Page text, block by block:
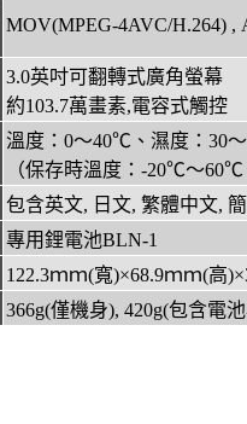
MOV(MPEG-4AVC/H.264) ,
3.0英吋可翻轉式廣角螢幕
約103.7萬畫素,電容式觸控
溫度：0～40℃、濕度：30
（保存時溫度：-20℃～
包含英文, 日文, 繁體中文,
專用鋰電池BLN-1
122.3ｍｍ(寬)×68.9ｍｍ(高
366g(僅機身), 420g(包含電